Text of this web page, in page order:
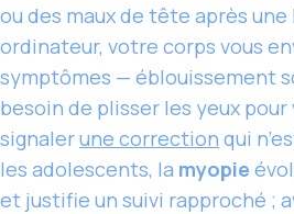
ou des maux de tête après
ordinateur, votre corps vous
symptômes — éblouissement
besoin de plisser les yeux
signalerune correction qui
les adolescents, la myopie
et justifie un suivi rapproché ;